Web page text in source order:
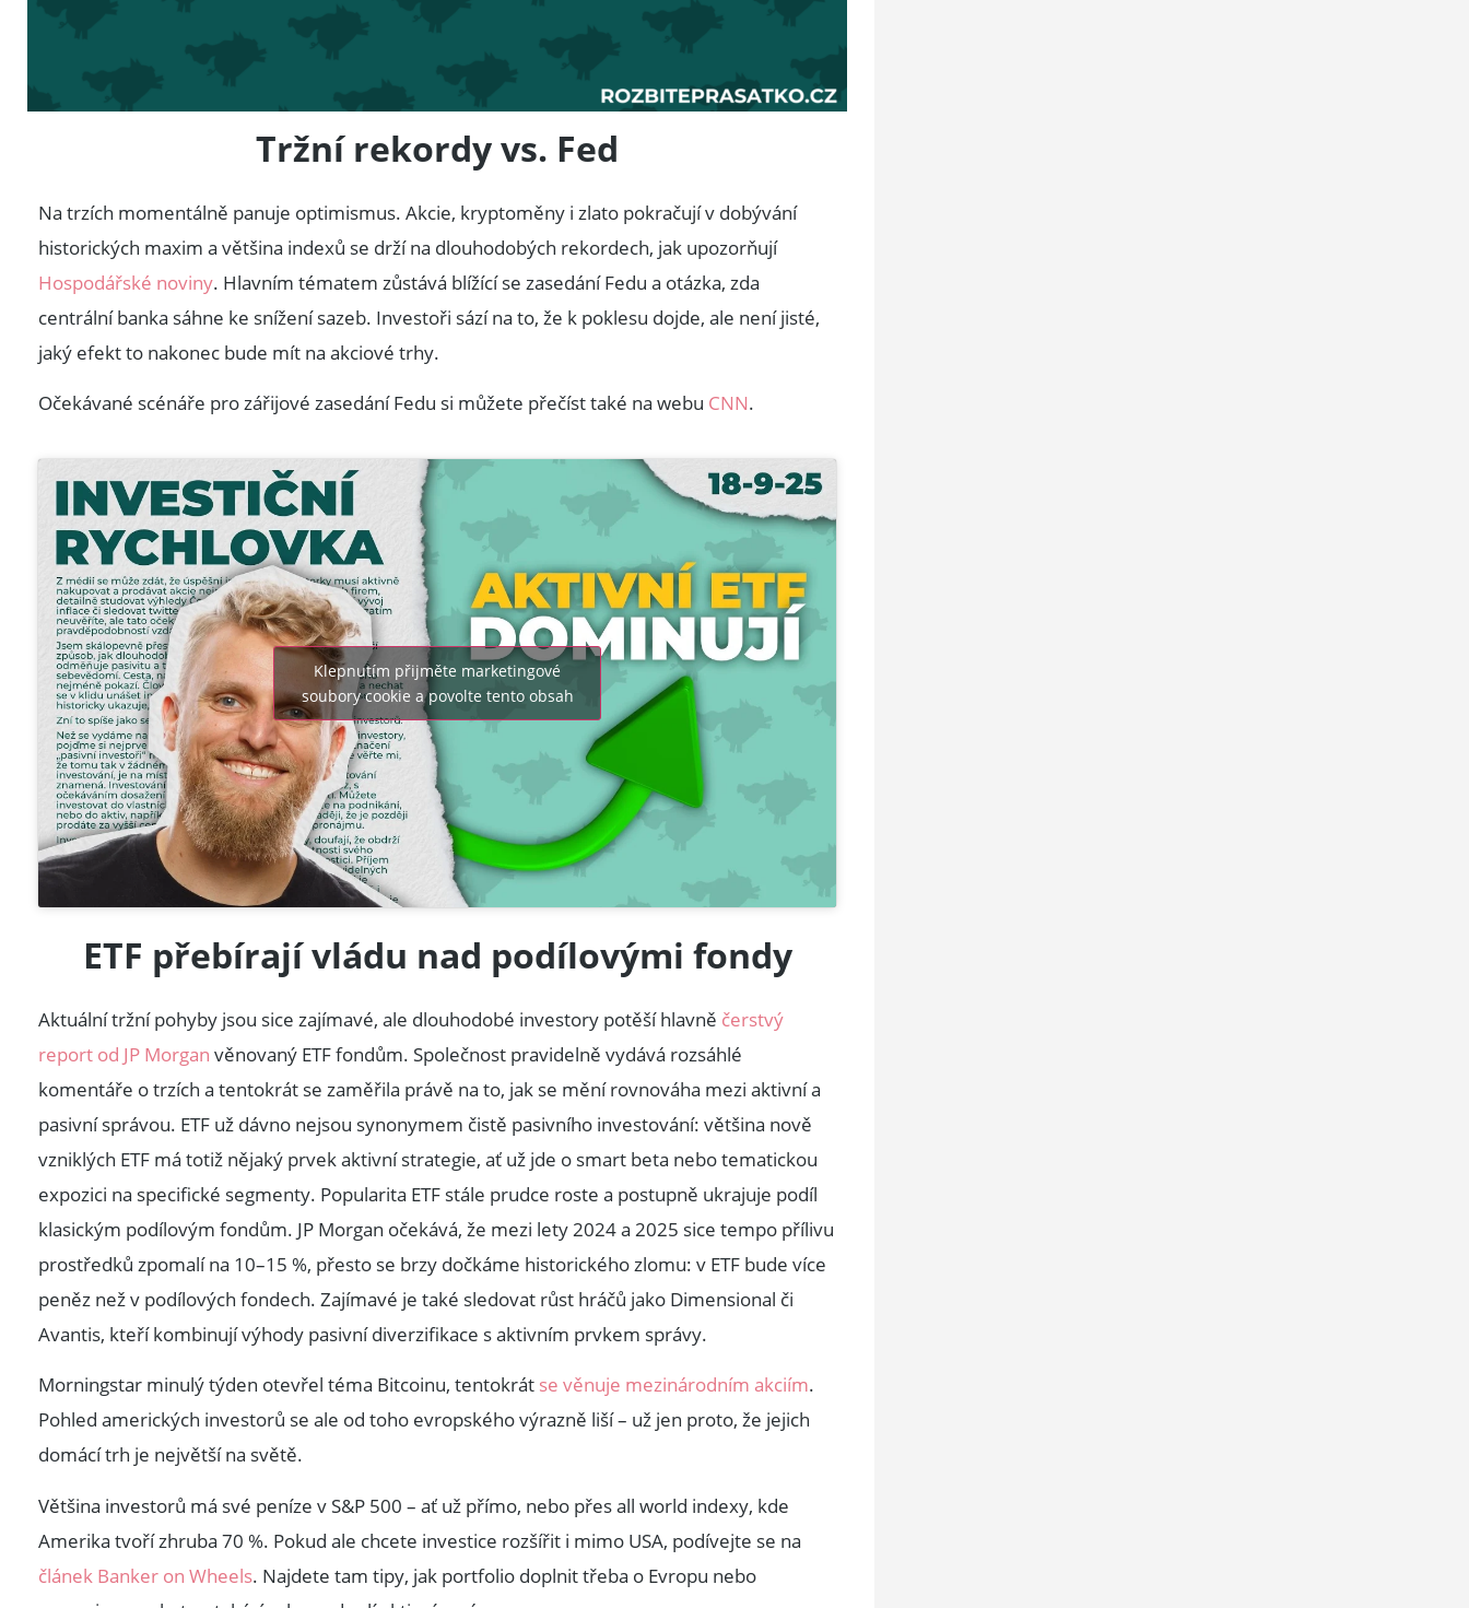
Tržní rekordy vs. Fed
Na trzích momentálně panuje optimismus. Akcie, kryptoměny i zlato pokračují v dobývání
historických maxim a většina indexů se drží na dlouhodobých rekordech, jak upozorňují
Hospodářské noviny. Hlavním tématem zůstává blížící se zasedání Fedu a otázka, zda
centrální banka sáhne ke snížení sazeb. Investoři sází na to, že k poklesu dojde, ale není jisté,
jaký efekt to nakonec bude mít na akciové trhy.
Očekávané scénáře pro zářijové zasedání Fedu si můžete přečíst také na webu CNN.
Klepnutím přijměte marketingové
soubory cookie a povolte tento obsah
ETF přebírají vládu nad podílovými fondy
Aktuální tržní pohyby jsou sice zajímavé, ale dlouhodobé investory potěší hlavně čerstvý
report od JP Morgan věnovaný ETF fondům. Společnost pravidelně vydává rozsáhlé
komentáře o trzích a tentokrát se zaměřila právě na to, jak se mění rovnováha mezi aktivní a
pasivní správou. ETF už dávno nejsou synonymem čistě pasivního investování: většina nově
vzniklých ETF má totiž nějaký prvek aktivní strategie, ať už jde o smart beta nebo tematickou
expozici na specifické segmenty. Popularita ETF stále prudce roste a postupně ukrajuje podíl
klasickým podílovým fondům. JP Morgan očekává, že mezi lety 2024 a 2025 sice tempo přílivu
prostředků zpomalí na 10–15 %, přesto se brzy dočkáme historického zlomu: v ETF bude více
peněz než v podílových fondech. Zajímavé je také sledovat růst hráčů jako Dimensional či
Avantis, kteří kombinují výhody pasivní diverzifikace s aktivním prvkem správy.
Morningstar minulý týden otevřel téma Bitcoinu, tentokrát se věnuje mezinárodním akciím.
Pohled amerických investorů se ale od toho evropského výrazně liší – už jen proto, že jejich
domácí trh je největší na světě.
Většina investorů má své peníze v S&P 500 – ať už přímo, nebo přes all world indexy, kde
Amerika tvoří zhruba 70 %. Pokud ale chcete investice rozšířit i mimo USA, podívejte se na
článek Banker on Wheels. Najdete tam tipy, jak portfolio doplnit třeba o Evropu nebo